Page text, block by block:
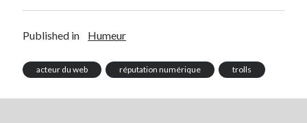
Published in Humeur
acteur du web réputation numérique trolls